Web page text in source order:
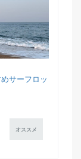
サーフロッ
オススメ